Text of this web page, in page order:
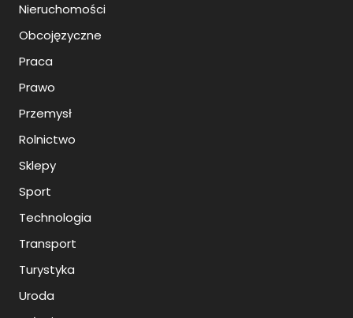
Nieruchomości
Obcojęzyczne
Praca
Prawo
Przemysł
Rolnictwo
Sklepy
Sport
Technologia
Transport
Turystyka
Uroda